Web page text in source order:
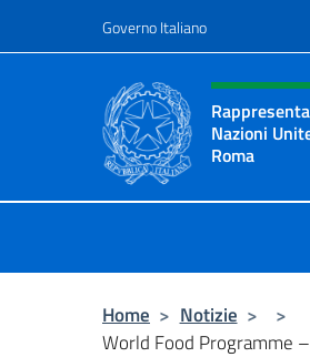
Governo Italiano
Intestazione
Nazioni
Roma
Il sito
Home > Notizie >
>
World Food Programme